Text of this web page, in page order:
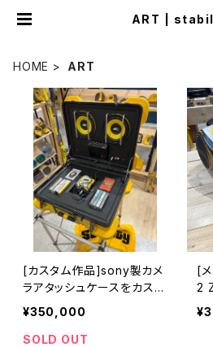
ART |
HOME ART
[カスタム作品]sony製カメ
ラアタッシュケースをカスタ
ムしてパワーアンプ内蔵ミッ
ドレンジウーファーを搭載し
てサウンドシステムにカスタ
¥350,000
SOLD OUT
[
2